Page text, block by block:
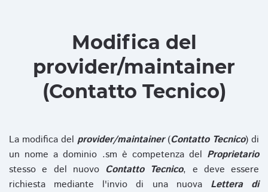
Modifica del
provider/maintainer
(Contatto Tecnico)
La modifica del provider/maintainer(Contatto Tecnico) di
un nome a dominio .sm è competenza del Proprietario
stesso e del nuovo Contatto Tecnico, e deve essere
richiesta mediante l'invio di una nuova Lettera di